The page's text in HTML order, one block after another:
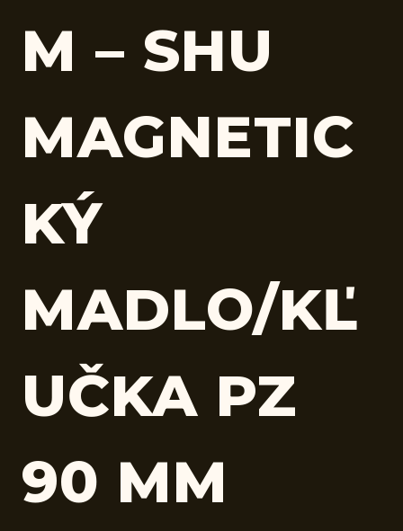
M – SHU
MAGNETIC
KÝ
MADLO/KĽ
UČKA PZ
90 MM